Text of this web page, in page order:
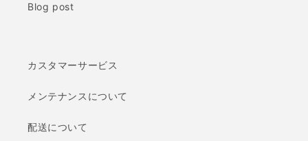
Blog post
カスタマーサービス
メンテナンスについて
配送について